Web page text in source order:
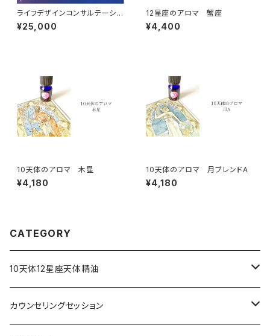
ライフデザインコンサルテーショ
ン【アドバンスセッション】
¥25,000
12星座のアロマ 蟹座
¥4,400
10天体のアロマ 木星
¥4,180
10天体のアロマ 月ブレンドA
¥4,180
CATEGORY
10天体12星座天体精油
占星術アロマミスト
カウンセリングセッション